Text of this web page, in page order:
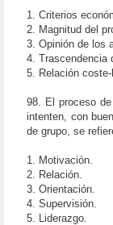
1. Criterios
2. Magnitud del
3. Opinión de los
4. Trascendencia
5. Relación
98. El proceso
intenten, con
de grupo, se
1. Motivación.
2. Relación.
3. Orientación.
4. Supervisión.
5. Liderazgo.